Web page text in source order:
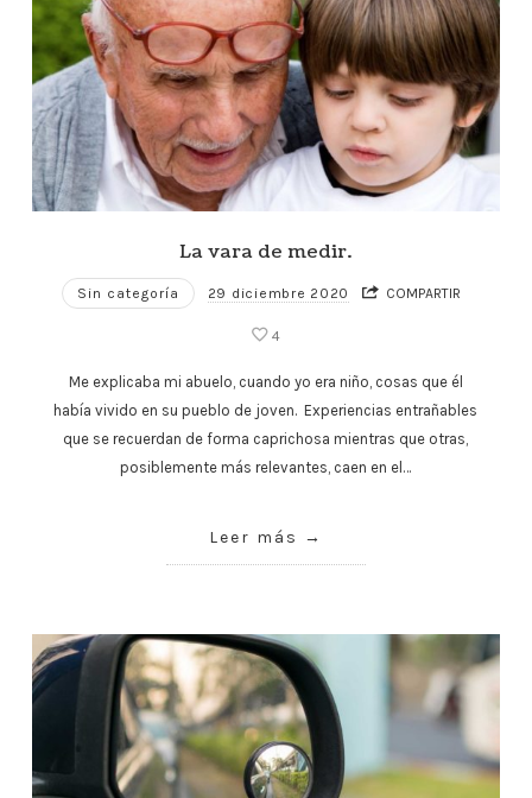
La vara de medir.
Sin categoría 29 diciembre 2020 COMPARTIR
4
Me explicaba mi abuelo, cuando yo era niño, cosas que él
había vivido en su pueblo de joven. Experiencias entrañables
que se recuerdan de forma caprichosa mientras que otras,
posiblemente más relevantes, caen en el…
Leer más